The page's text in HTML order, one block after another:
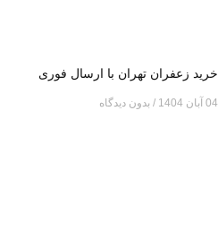
خرید زعفران تهران با ارسال فوری
04 آبان 1404 بدون دیدگاه